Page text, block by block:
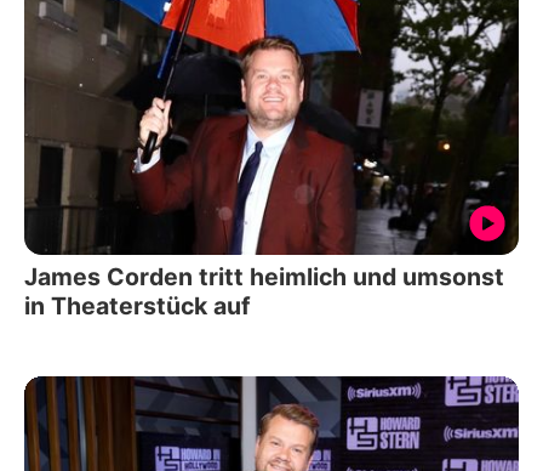
James Corden tritt heimlich und umsonst
in Theaterstück auf